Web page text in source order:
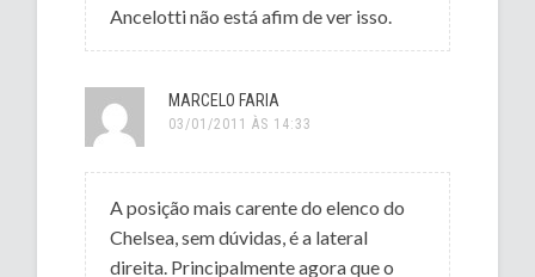
Ancelotti não está afim de ver isso.
MARCELO FARIA
03/01/2011 ÀS 14:33
A posição mais carente do elenco do
Chelsea, sem dúvidas, é a lateral
direita. Principalmente agora que o